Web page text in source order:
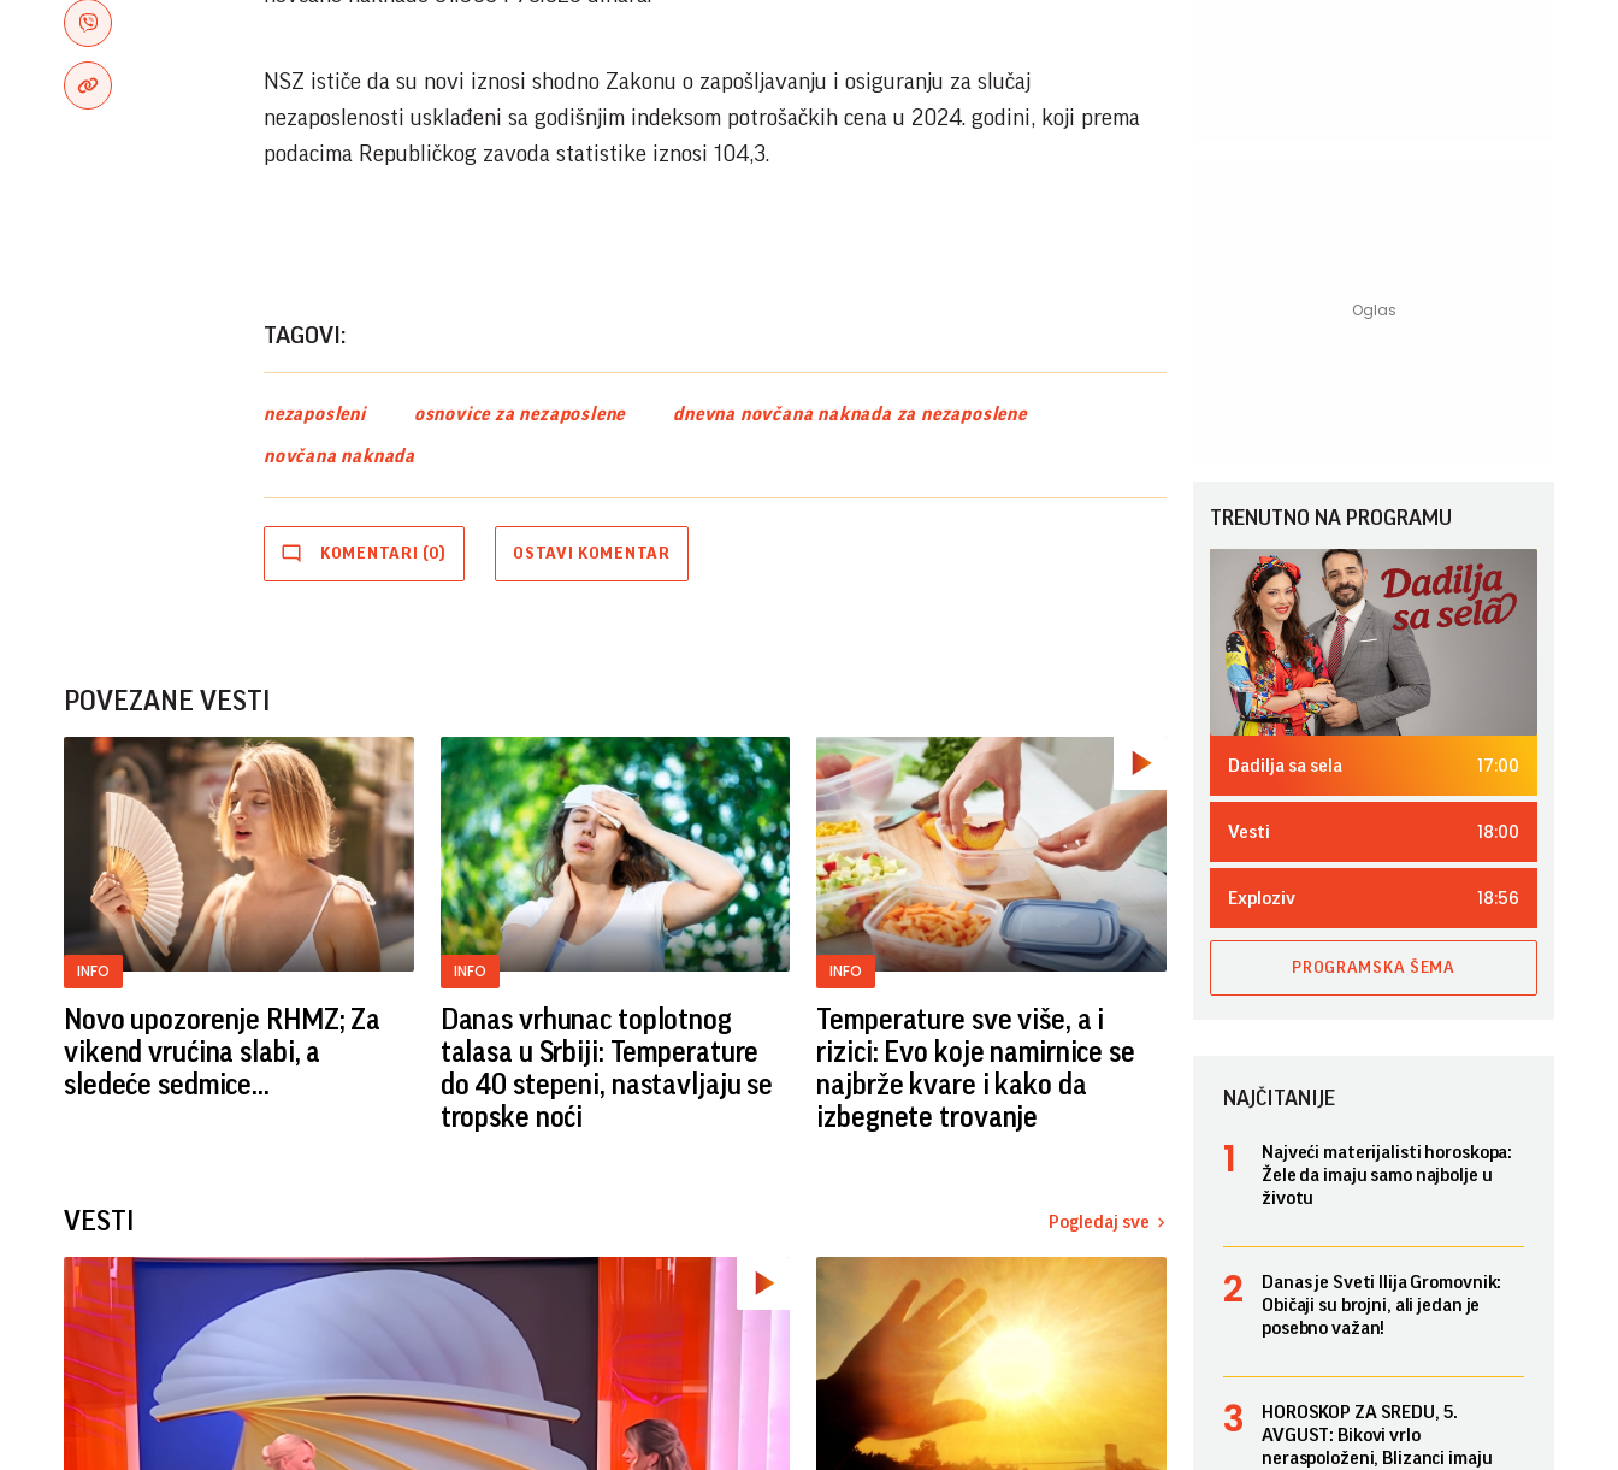
NSZ ističe da su novi iznosi shodno Zakonu o zapošljavanju i osiguranju za slučaj
nezaposlenosti usklađeni sa godišnjim indeksom potrošačkih cena u 2024. godini, koji prema
podacima Republičkog zavoda statistike iznosi 104,3.
TAGOVI:
nezaposleni osnovice za nezaposlene dnevna novčana naknada za nezaposlene
novčana naknada
KOMENTARI (0) OSTAVI KOMENTAR
POVEZANE VESTI
INFO
Novo upozorenje RHMZ; Za
vikend vrućina slabi, a
sledeće sedmice...
INFO
Danas vrhunac toplotnog
talasa u Srbiji: Temperature
do 40 stepeni, nastavljaju se
tropske noći
INFO
Temperature sve više, a i
rizici: Evo koje namirnice se
najbrže kvare i kako da
izbegnete trovanje
VESTI Pogledaj sve
TRENUTNO NA PROGRAMU
Dadilja sa sela 17:00
Vesti 18:00
Exploziv 18:56
PROGRAMSKA ŠEMA
NAJČITANIJE
Najveći materijalisti horoskopa:
Žele da imaju samo najbolje u
životu
Danas je Sveti Ilija Gromovnik:
Običaji su brojni, ali jedan je
posebno važan!
HOROSKOP ZA SREDU, 5.
AVGUST: Bikovi vrlo
neraspoloženi, Blizanci imaju